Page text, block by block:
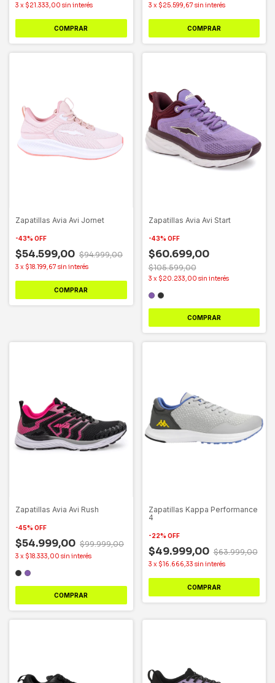
3 x $21.333,00 sin interés
COMPRAR
3 x $25.599,67 sin interés
COMPRAR
Zapatillas Avia Avi Jornet
-43% OFF
$54.599,00 $94.999,00
3 x $18.199,67 sin interés
COMPRAR
Zapatillas Avia Avi Start
-43% OFF
$60.699,00
$105.599,00
3 x $20.233,00 sin interés
COMPRAR
Zapatillas Avia Avi Rush
-45% OFF
$54.999,00 $99.999,00
3 x $18.333,00 sin interés
COMPRAR
Zapatillas Kappa Performance
4
-22% OFF
$49.999,00 $63.999,00
3 x $16.666,33 sin interés
COMPRAR